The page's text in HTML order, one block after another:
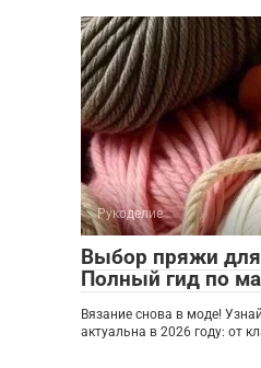
Рукоделие
Выбор пряжи для
Полный гид по
Вязание снова в моде!
актуальна в 2026 году: от